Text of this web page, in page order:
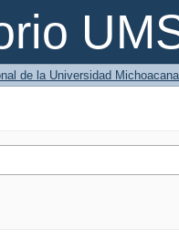
de la Universidad